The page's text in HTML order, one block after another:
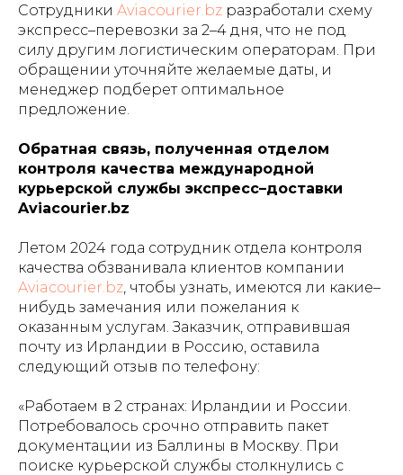
Сотрудники Aviacourier.bz разработали схему
экспресс–перевозки за 2–4 дня, что не под
силу другим логистическим операторам. При
обращении уточняйте желаемые даты, и
менеджер подберет оптимальное
предложение.
Обратная связь, полученная отделом
контроля качества международной
курьерской службы экспресс–доставки
Aviacourier.bz
Летом 2024 года сотрудник отдела контроля
качества обзванивала клиентов компании
Aviacourier.bz , чтобы узнать, имеются ли какие–
нибудь замечания или пожелания к
оказанным услугам. Заказчик, отправившая
почту из Ирландии в Россию, оставила
следующий отзыв по телефону:
«Работаем в 2 странах: Ирландии и России.
Потребовалось срочно отправить пакет
документации из Баллины в Москву. При
поиске курьерской службы столкнулись с